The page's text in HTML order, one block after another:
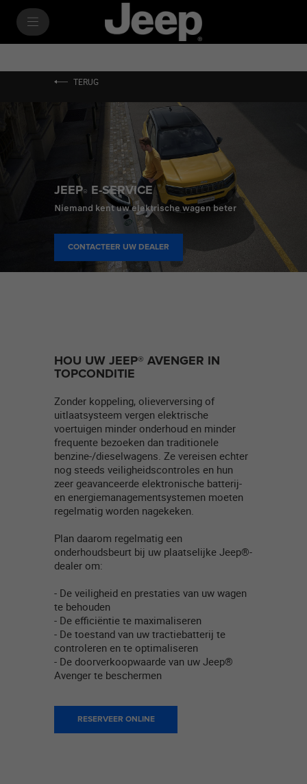
TERUG
JEEP® E-SERVICE
Niemand kent uw elektrische wagen beter
CONTACTEER UW DEALER
HOU UW JEEP® AVENGER IN
TOPCONDITIE
Zonder koppeling, olieverversing of
uitlaatsysteem vergen elektrische
voertuigen minder onderhoud en minder
frequente bezoeken dan traditionele
benzine-/dieselwagens. Ze vereisen echter
nog steeds veiligheidscontroles en hun
zeer geavanceerde elektronische batterij-
en energiemanagementsystemen moeten
regelmatig worden nagekeken.​
Plan daarom regelmatig een
onderhoudsbeurt bij uw plaatselijke Jeep®-
dealer om:
- De veiligheid en prestaties van uw wagen
te behouden​
- De efficiëntie te maximaliseren
- De toestand van uw tractiebatterij te
controleren en te optimaliseren
- De doorverkoopwaarde van uw Jeep®
Avenger te beschermen
RESERVEER ONLINE